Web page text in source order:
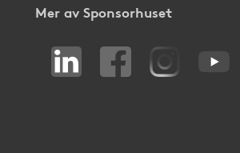
Mer av Sponsorhuset